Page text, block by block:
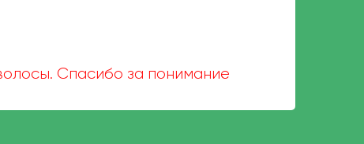
Спасибо за понимание